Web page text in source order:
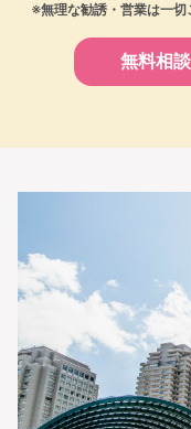
※無理な勧誘・営業は一切
無料相談